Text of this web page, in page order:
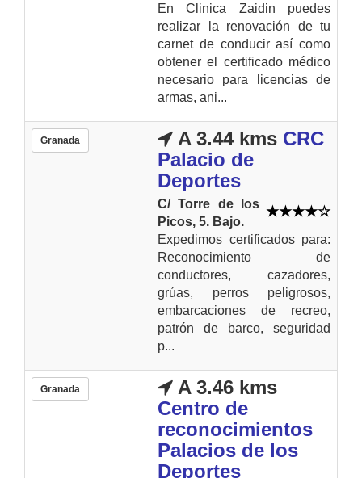
En Clinica Zaidin puedes
realizar la renovación de tu
carnet de conducir así como
obtener el certificado médico
necesario para licencias de
armas, ani...
Granada A 3.44 kms CRC
Palacio de
Deportes
C/ Torre de los
Picos, 5. Bajo.
Expedimos certificados para:
Reconocimiento de
conductores, cazadores,
grúas, perros peligrosos,
embarcaciones de recreo,
patrón de barco, seguridad
p...
Granada
A 3.46 kms
Centro de
reconocimientos
Palacios de los
Deportes